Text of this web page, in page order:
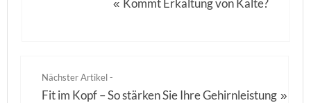
« Kommt Erkältung von Kälte?
Nächster Artikel -
Fit im Kopf – So stärken Sie Ihre Gehirnleistung »